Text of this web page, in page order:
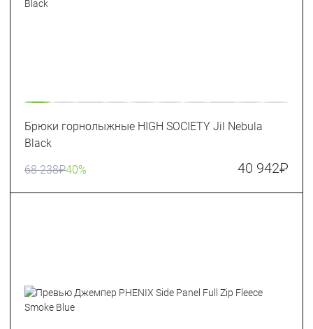
Брюки горнолыжные HIGH SOCIETY Jil Nebula
Black
68 238₽40% 40 942₽